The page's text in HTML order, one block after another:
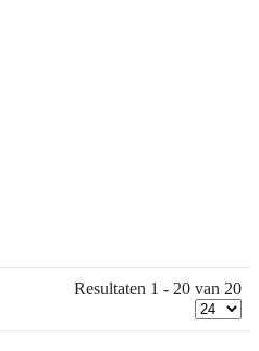
Resultaten 1 - 20 van 20